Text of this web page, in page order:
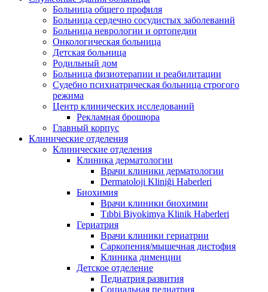
Больница общего профиля
Больница сердечно сосудистых заболеваний
Больница неврологии и ортопедии
Онкологическая больница
Детская больница
Родильный дом
Больница физиотерапии и реабилитации
Судебно психиатрическая больница строгого
режима
Центр клинических исследований
Рекламная брошюра
Главный корпус
Клинические отделения
Клинические отделения
Клиника дерматологии
Врачи клиники дерматологии
Dermatoloji Kliniği Haberleri
Биохимия
Врачи клиники биохимии
Tıbbi Biyokimya Klinik Haberleri
Гериатрия
Врачи клиники гериатрии
Саркопения/мышечная дистофия
Клиника дименции
Детское отделение
Педиатрия развития
Социальная педиатрия